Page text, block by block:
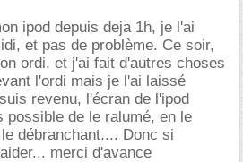
ipod depuis deja 1h, je l'ai
et pas de problème. Ce soir,
ordi, et j'ai fait d'autres choses
l'ordi mais je l'ai laissé
revenu, l'écran de l'ipod
possible de le ralumé, en le
débranchant.... Donc si
merci d'avance